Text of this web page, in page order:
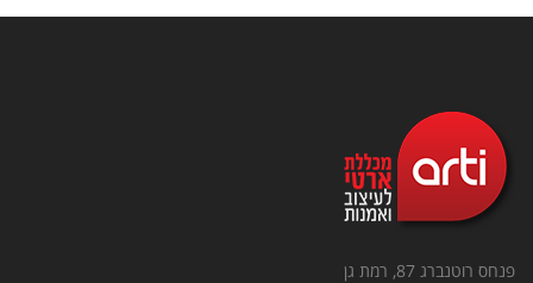
פנחס רוטנברג 87, רמת גן